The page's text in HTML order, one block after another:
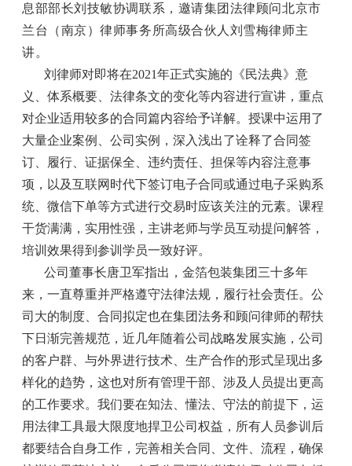
息部部长刘技敏协调联系，邀请集团法律顾问北京市
兰台（南京）律师事务所高级合伙人刘雪梅律师主
讲。
刘律师对即将在2021年正式实施的《民法典》意
义、体系概要、法律条文的变化等内容进行宣讲，重点
对企业适用较多的合同篇内容给予详解。授课中运用了
大量企业案例、公司实例，深入浅出了诠释了合同签
订、履行、证据保全、违约责任、担保等内容注意事
项，以及互联网时代下签订电子合同或通过电子采购系
统、微信下单等方式进行交易时应该关注的元素。课程
干货满满，实用性强，主讲老师与学员互动提问解答，
培训效果得到参训学员一致好评。
公司董事长唐卫军指出，金箔包装集团三十多年
来，一直尊重并严格遵守法律法规，履行社会责任。公
司大的制度、合同拟定也在集团法务和顾问律师的帮扶
下日渐完善规范，近几年随着公司战略发展实施，公司
的客户群、与外界进行技术、生产合作的形式呈现出多
样化的趋势，这也对所有管理干部、涉及人员提出更高
的工作要求。我们要在知法、懂法、守法的前提下，运
用法律工具最大限度地捍卫公司权益，所有人员参训后
都要结合自身工作，完善相关合同、文件、流程，确保